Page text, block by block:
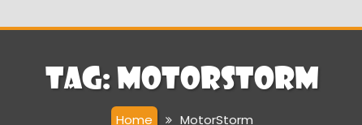
Tag: MotorStorm
Home MotorStorm